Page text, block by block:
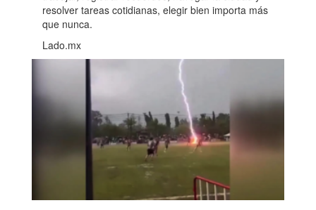
resolver tareas cotidianas, elegir bien importa más
que nunca.
Lado.mx